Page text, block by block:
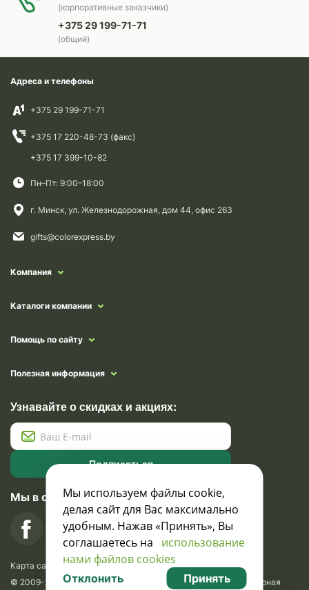
(корпоративные заказчики)
+375 29 199-71-71
(общий)
Адреса и телефоны
+375 29 199-71-71
+375 17 220-48-73 (факс)
+375 17 399-10-82
Пн–Пт: 9:00–18:00
г. Минск, ул. Железнодорожная, дом 44, офис 263
gifts@colorexpress.by
Компания
Каталоги компании
Помощь по сайту
Полезная информация
Узнавайте о скидках и акциях:
Подписаться
Мы в социальных сетях
Карта сайта
© 2009-2026 Krasavik.by. Сувениры оптом. Рекламно-сувенирная
Мы используем файлы cookie,
делая сайт для Вас максимально
удобным. Нажав «Принять», Вы
соглашаетесь на использование
нами файлов cookies
Отклонить Принять